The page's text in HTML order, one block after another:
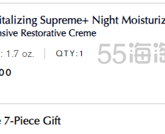
$50
霜+精华唇蜜等好礼
：夏季大促！哥伦